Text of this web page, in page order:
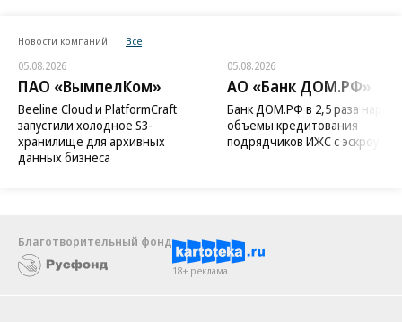
Новости компаний Все
05.08.2026
ПАО «ВымпелКом»
Beeline Cloud и PlatformCraft
запустили холодное S3-
хранилище для архивных
данных бизнеса
05.08.2026
АО «Банк ДОМ.РФ»
Банк ДОМ.РФ в 2,5 раза
объемы кредитования
подрядчиков ИЖС с эскроу
Благотворительный фонд
18+ реклама